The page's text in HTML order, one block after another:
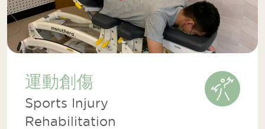
運動創傷
Sports Injury
Rehabilitation